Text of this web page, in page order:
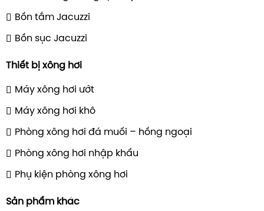
Bồn tắm Jacuzzi
Bồn sục Jacuzzi
Thiết bị xông hơi
Máy xông hơi ướt
Máy xông hơi khô
Phòng xông hơi đá muối – hồng ngoại
Phòng xông hơi nhập khẩu
Phụ kiện phòng xông hơi
Sản phẩm khác